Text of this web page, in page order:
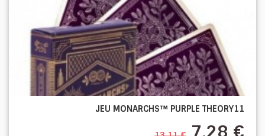
JEU MONARCHS™ PURPLE THEORY11